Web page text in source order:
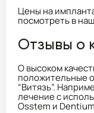
Цены на
посмотреть в
Отзывы о
О высоком
положительные
“Витязь”.
лечение с
Osstem и